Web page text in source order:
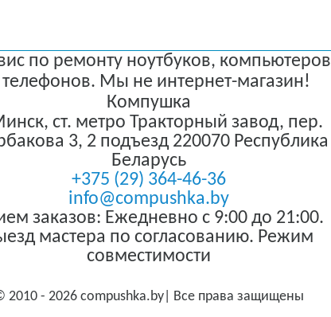
по ремонту ноутбуков, компьютеров
телефонов. Мы не интернет-магазин!
Компушка
, ст. метро Тракторный завод, пер.
3, 2 подъезд 220070 Республика
Беларусь
+375 (29) 364-46-36
info@compushka.by
заказов: Ежедневно с 9:00 до 21:00.
мастера по согласованию. Режим
совместимости
2010 - 2026 compushka.by| Все права защищены